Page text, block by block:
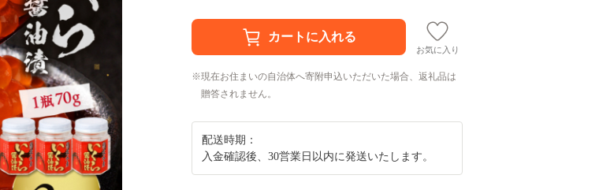
お気に入り
現在お住まいの自治体へ寄附申込いただいた場合、返礼品は
贈答されません。
配送時期：
入金確認後、30営業日以内に発送いたします。